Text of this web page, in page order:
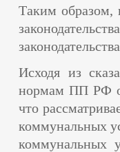
Таким образом,
Исходя из
нормам ПП РФ
что
коммунальных
коммунальных